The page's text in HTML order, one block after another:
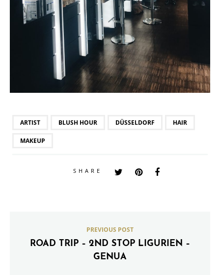
ARTIST BLUSH HOUR DÜSSELDORF HAIR
MAKEUP
SHARE
PREVIOUS POST
ROAD TRIP – 2ND STOP LIGURIEN –
GENUA